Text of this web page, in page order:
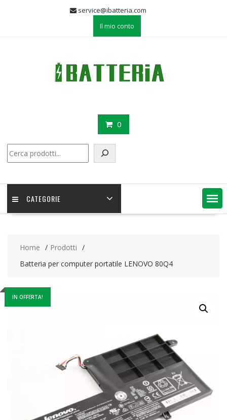
service@ibatteria.com
Il mio conto
0
CATEGORIE
Home
Prodotti
Batteria per computer portatile LENOVO 80Q4
IN OFFERTA!